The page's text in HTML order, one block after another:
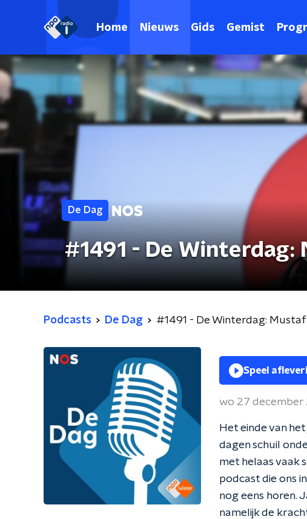
Home Nieuws Gids Gemist
De Dag
#1491 - De Winterdag:
Podcasts De Dag #1491 - De Winterdag:
Speel
wo 27 december
Het einde van
dagen schuil
met helaas vaak
podcast die ons
nog eens horen.
namelijk de